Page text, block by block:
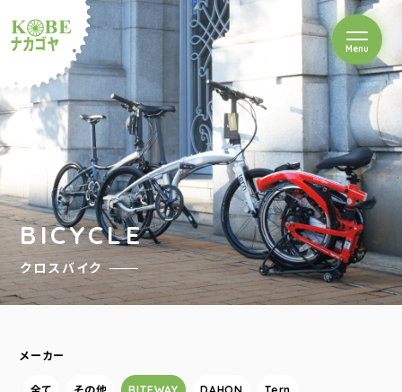
ルショップナカゴヤ
Menuを開閉
BICYCLE
クロスバイク
メーカー